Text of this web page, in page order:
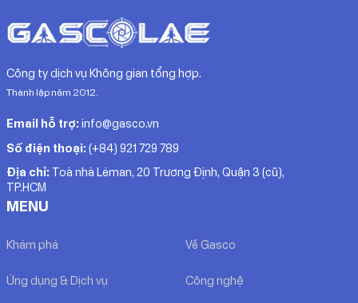
Công ty dịch vụ Không gian tổng hợp.
Thành lập năm 2012.
Email hỗ trợ:info@gasco.vn
Số điện thoại:(+84) 921 729 789
Địa chỉ: Toà nhà Léman, 20 Trương Định, Quận 3 (cũ),
TP.HCM
MENU
Khám phá Về Gasco
Ứng dụng & Dịch vụ Công nghệ